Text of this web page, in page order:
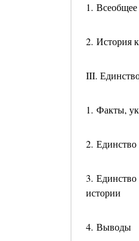
1.
2. История
III.
1. Факты,
2. Единство
3. Единство
истории
4. Выводы